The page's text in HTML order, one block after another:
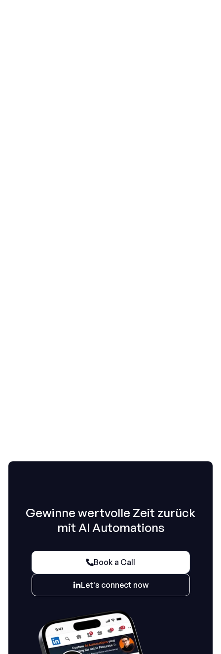
Gewinne wertvolle Zeit zurück
mit AI Automations
Book a Call
Let's connect now